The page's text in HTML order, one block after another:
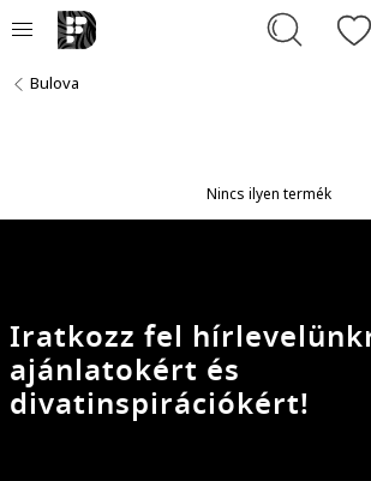
Bulova
Nincs ilyen termék
Iratkozz fel
ajánlatokért és
divatinspirációkért!